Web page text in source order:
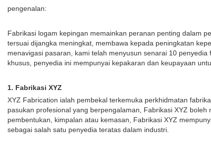
pengenalan:
Fabrikasi logam kepingan memainkan peranan penting dalam
tersuai dijangka meningkat, membawa kepada peningkatan
menavigasi pasaran, kami telah menyusun senarai 10
khusus, penyedia ini mempunyai kepakaran dan keupayaan
1. Fabrikasi XYZ
XYZ Fabrication ialah pembekal terkemuka perkhidmatan
pasukan profesional yang berpengalaman, Fabrikasi XYZ
pembentukan, kimpalan atau kemasan, Fabrikasi XYZ
sebagai salah satu penyedia teratas dalam industri.